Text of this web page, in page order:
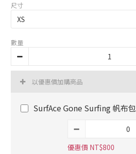
尺寸
數量
以優惠價加購商品
SurfAce Gone Surfing 帆布包
優惠價 NT$800